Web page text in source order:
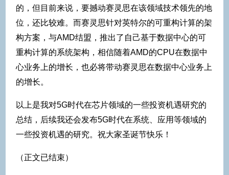
的，但目前来说，要撼动赛灵思在该领域技术领先的地
位，还比较难。而赛灵思针对英特尔的可重构计算的架
构方案，与AMD结盟，推出了自己基于数据中心的可
重构计算的系统架构，相信随着AMD的CPU在数据中
心业务上的增长，也必将带动赛灵思在数据中心业务上
的增长。
以上是我对5G时代在芯片领域的一些投资机遇研究的
总结，后续我还会发布5G时代在系统、应用等领域的
一些投资机遇的研究。祝大家圣诞节快乐！
（正文已结束）